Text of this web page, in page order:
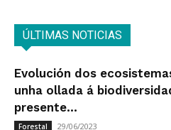
ÚLTIMAS NOTICIAS
Evolución dos
unha ollada á
presente...
Forestal 29/06/2023